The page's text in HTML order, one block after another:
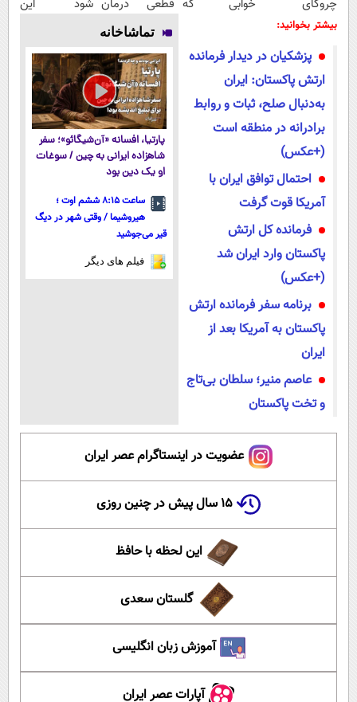
چروکای
پوستتوصاف
خوابی که قطعی درمان
◗پرسش‌نامه◖
شود این
بیشتر بخوانید:
پزشکیان در دیدار فرمانده
ارتش پاکستان: ایران
به‌دنبال صلح، ثبات و روابط
برادرانه در منطقه است
(+عکس)
احتمال توافق ایران با
آمریکا قوت گرفت
فرمانده کل ارتش
پاکستان وارد ایران شد
(+عکس)
برنامه سفر فرمانده ارتش
پاکستان به آمریکا بعد از
ایران
عاصم منیر؛ سلطان بی‌تاج
و تخت پاکستان
تماشاخانه
پارتیا، افسانه «آن‌شیگائو»؛ سفر
شاهزاده ایرانی به چین / سوغات
او یک دین بود
ساعت ۸:۱۵ ششم اوت ؛
هیروشیما / وقتی شهر در دیگ
قیر می‌جوشید
فیلم های دیگر
عضویت در اینستاگرام عصر ایران
۱۵ سال پیش در چنین روزی
این لحظه با حافظ
گلستان سعدی
آموزش زبان انگلیسی
آپارات عصر ایران